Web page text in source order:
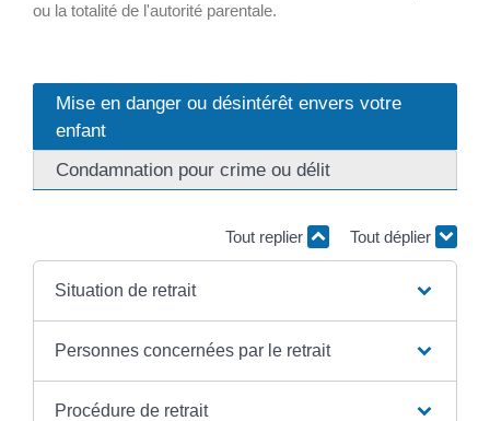
ou la totalité de l'autorité parentale.
Mise en danger ou désintérêt envers votre
enfant
Condamnation pour crime ou délit
Tout replier Tout déplier
Situation de retrait
Personnes concernées par le retrait
Procédure de retrait